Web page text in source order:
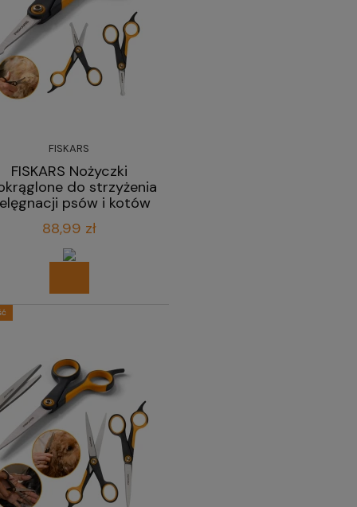
FISKARS
FISKARS Nożyczki
do strzyżenia
psów i kotów
88,99 zł